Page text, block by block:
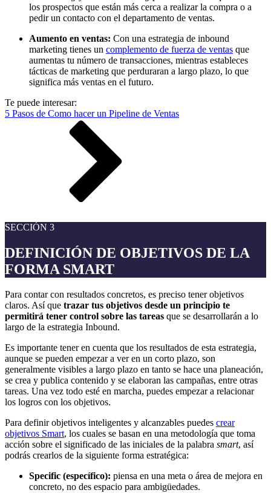
los prospectos que están más cerca a realizar la compra o a
pedir un contacto con el departamento de ventas.
Aumento en ventas: Con una estrategia de inbound
marketing tienes un complemento de fuerza de ventas que
aumentas tu número de transacciones, mientras estableces
tácticas de marketing que perduraran a largo plazo, lo que
significa más ventas en el futuro.
Te puede interesar:
5 Pasos de Como hacer un Pipeline de Ventas
SECCIÓN 3
DEFINICIÓN DE OBJETIVOS DE LA
FORMA SMART
Para contar con resultados concretos, es preciso tener objetivos
claros. Así que trazar tus objetivos desde un principio te
permitirá tener control sobre las tareas que se desarrollarán a lo
largo de la estrategia Inbound.
Es importante tener en cuenta que los resultados de esta estrategia,
aunque se pueden empezar a ver en un corto plazo, son
generalmente visibles a largo plazo en tanto se hace una planeación,
se crea y publica contenido y se elaboran las campañas, entre otras
tareas. Una vez todo esté en marcha, puedes empezar a relacionar
los logros con los objetivos.
Para definir objetivos inteligentes y alcanzables puedes crear
objetivos Smart, los cuales se basan en una metodología que toma
acción sobre el significado de las iniciales de la palabra smart, así
podrás crearlos de la siguiente forma estratégica:
Specific (específico): piensa en una meta o área de mejora en
concreto, no des espacio para ambigüedades.